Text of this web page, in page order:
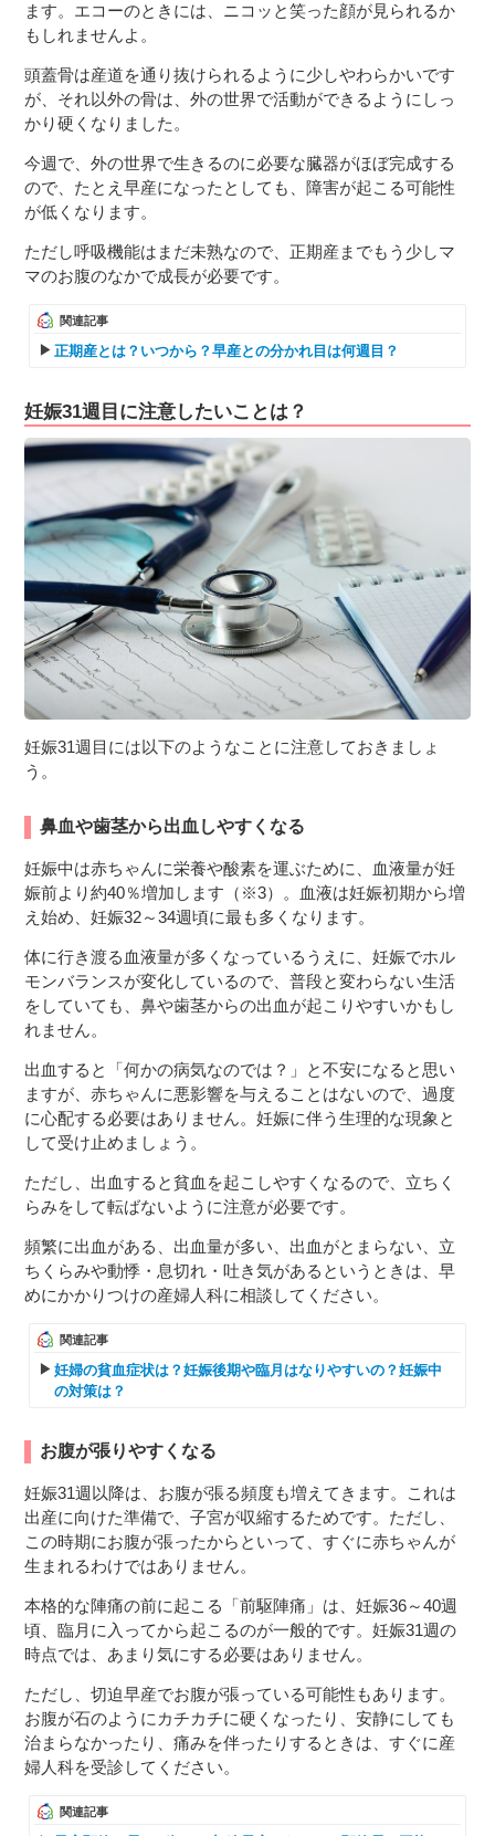
ます。エコーのときには、ニコッと笑った顔が見られるか
もしれませんよ。
頭蓋骨は産道を通り抜けられるように少しやわらかいです
が、それ以外の骨は、外の世界で活動ができるようにしっ
かり硬くなりました。
今週で、外の世界で生きるのに必要な臓器がほぼ完成する
ので、たとえ早産になったとしても、障害が起こる可能性
が低くなります。
ただし呼吸機能はまだ未熟なので、正期産までもう少しマ
マのお腹のなかで成長が必要です。
関連記事
正期産とは？いつから？早産との分かれ目は何週目？
妊娠31週目に注意したいことは？
妊娠31週目には以下のようなことに注意しておきましょ
う。
鼻血や歯茎から出血しやすくなる
妊娠中は赤ちゃんに栄養や酸素を運ぶために、血液量が妊
娠前より約40％増加します（※3）。血液は妊娠初期から増
え始め、妊娠32～34週頃に最も多くなります。
体に行き渡る血液量が多くなっているうえに、妊娠でホル
モンバランスが変化しているので、普段と変わらない生活
をしていても、鼻や歯茎からの出血が起こりやすいかもし
れません。
出血すると「何かの病気なのでは？」と不安になると思い
ますが、赤ちゃんに悪影響を与えることはないので、過度
に心配する必要はありません。妊娠に伴う生理的な現象と
して受け止めましょう。​​
ただし、出血すると貧血を起こしやすくなるので、立ちく
らみをして転ばないように注意が必要です。
頻繁に出血がある、出血量が多い、出血がとまらない、立
ちくらみや動悸・息切れ・吐き気があるというときは、早
めにかかりつけの産婦人科に相談してください。
関連記事
妊婦の貧血症状は？妊娠後期や臨月はなりやすいの？妊娠中
の対策は？
お腹が張りやすくなる
​​妊娠31週以降は、お腹が張る頻度も増えてきます。これは
出産に向けた準備で、子宮が収縮するためです。ただし、
この時期にお腹が張ったからといって、すぐに赤ちゃんが
生まれるわけではありません。
本格的な陣痛の前に起こる「前駆陣痛」は、妊娠36～40週
頃、臨月に入ってから起こるのが一般的です。妊娠31週の
時点では、あまり気にする必要はありません。
ただし、切迫早産でお腹が張っている可能性もあります。
お腹が石のようにカチカチに硬くなったり、安静にしても
治まらなかったり、痛みを伴ったりするときは、すぐに産
婦人科を受診してください。
関連記事